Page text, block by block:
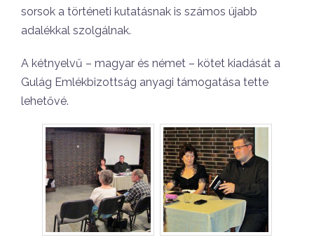
sorsok a történeti kutatásnak is számos újabb
adalékkal szolgálnak.
A kétnyelvű – magyar és német – kötet kiadását a
Gulág Emlékbizottság anyagi támogatása tette
lehetővé.